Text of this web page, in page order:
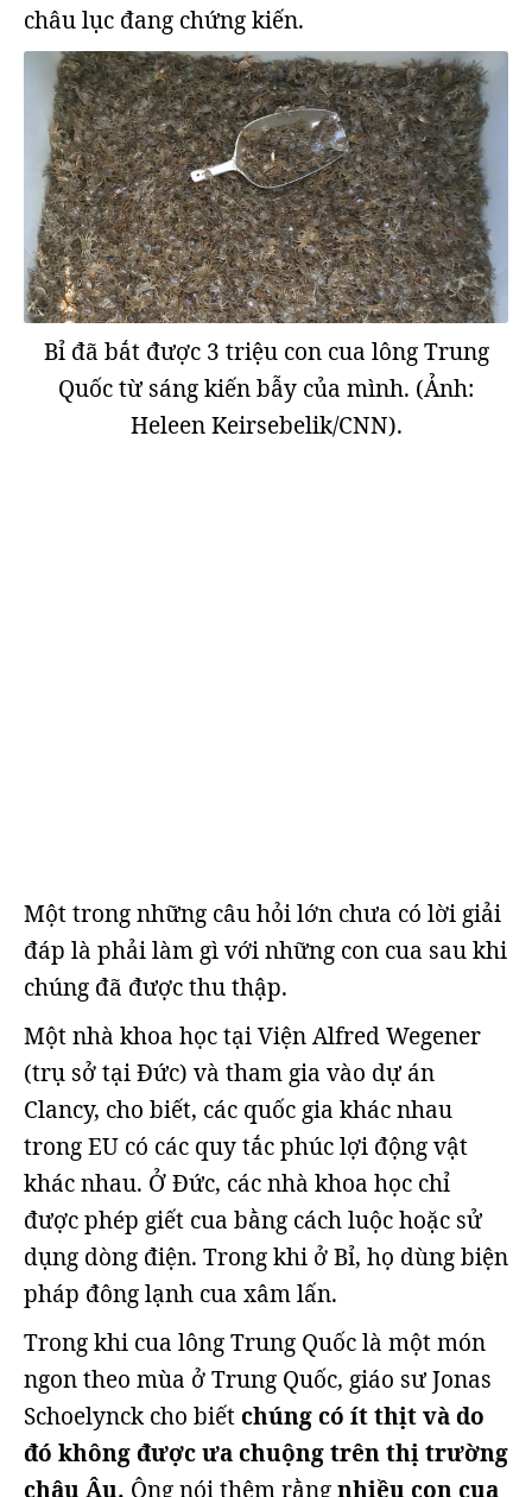
châu lục đang chứng kiến.
Bỉ đã bắt được 3 triệu con cua lông Trung
Quốc từ sáng kiến bẫy của mình. (Ảnh:
Heleen Keirsebelik/CNN).
Một trong những câu hỏi lớn chưa có lời giải
đáp là phải làm gì với những con cua sau khi
chúng đã được thu thập.
Một nhà khoa học tại Viện Alfred Wegener
(trụ sở tại Đức) và tham gia vào dự án
Clancy, cho biết, các quốc gia khác nhau
trong EU có các quy tắc phúc lợi động vật
khác nhau. Ở Đức, các nhà khoa học chỉ
được phép giết cua bằng cách luộc hoặc sử
dụng dòng điện. Trong khi ở Bỉ, họ dùng biện
pháp đông lạnh cua xâm lấn.
Trong khi cua lông Trung Quốc là một món
ngon theo mùa ở Trung Quốc, giáo sư Jonas
Schoelynck cho biết chúng có ít thịt và do
đó không được ưa chuộng trên thị trường
châu Âu. Ông nói thêm rằngnhiều con cua